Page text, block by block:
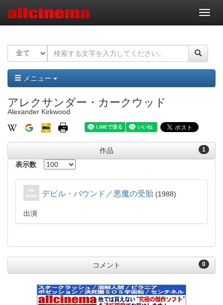
ナ
ビ
ー
ョ
ン
メニュー
アレクサンダー・カークウッド
Alexander Kirkwood
1
作品
表示数
デビル・バウンド／悪魔の受胎 1988
出演
0
コメント